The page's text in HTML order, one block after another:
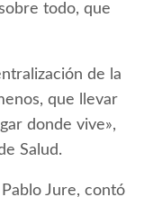
todo, que
de la
que llevar
donde vive»,
Salud.
Jure, contó